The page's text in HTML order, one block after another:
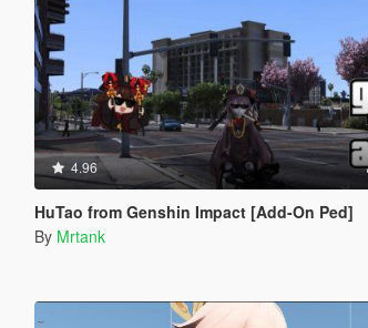
4.96
HuTao from Genshin Impact [Add-On Ped]
By Mrtank